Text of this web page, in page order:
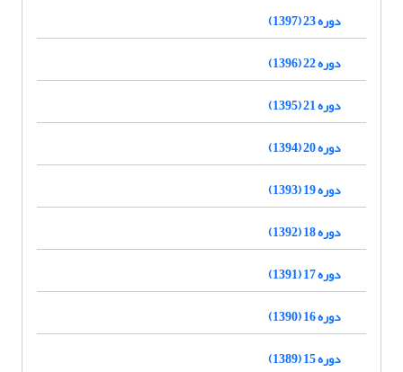
دوره 23 (1397)
دوره 22 (1396)
دوره 21 (1395)
دوره 20 (1394)
دوره 19 (1393)
دوره 18 (1392)
دوره 17 (1391)
دوره 16 (1390)
دوره 15 (1389)